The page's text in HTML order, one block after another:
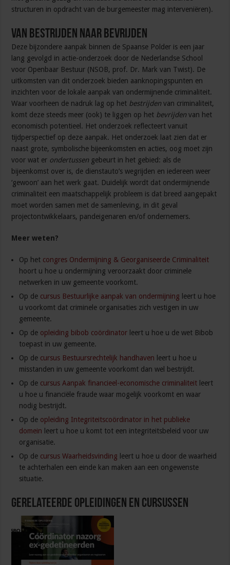
structuren in opdracht van de burgemeester mag interveniëren).
Van bestrijden naar bevrijden
Deze bijzondere aanpak binnen de Spaanse Polder is een jaar
lang gevolgd in actie-onderzoek door de Nederlandse School
voor Openbaar Bestuur (NSOB, prof. Dr. Mark van Twist). De
uitkomsten van dit onderzoek bieden aanknopingspunten en
inzichten voor de lokale aanpak van ondermijnende criminaliteit.
Waar voorheen de nadruk lag op het bestrijden van criminaliteit,
komt deze steeds meer (ook) te liggen op het bevrijden van het
economisch potentieel. Het onderzoek reflecteert vanuit
tijdperspectief op deze aanpak. Het onderzoek laat zien dat er
naast grote, symbolische bijeenkomsten en acties, oog moet zijn
voor wat er ondertussen gebeurt in het gebied: als de
bijeenkomst over is, de dienstauto’s wegrijden en iedereen weer
‘gewoon’ aan het werk gaat. Duidelijk wordt dat ondermijnende
criminaliteit een maatschappelijk probleem is dat breed aangepakt
moet worden samen met de samenleving, in dit geval
projectontwikkelaars, pandeigenaren en/of ondernemers.
Meer weten?
Op het congres Ondermijning & Georganiseerde Criminaliteit
hoort u hoe u ondermijning veroorzaakt door criminele
netwerken in uw gemeente voorkomt.
Op de cursus Bestuurlijke aanpak van ondermijning leert u hoe
u voorkomt dat criminele organisaties zich vestigen in uw
gemeente.
Op de opleiding bibob coördinator leert u hoe u de wet Bibob
toepast in uw gemeente.
Op de cursus Bestuursrechtelijk handhaven leert u hoe u
misstanden in uw gemeente voorkomt dan wel bestrijdt.
Op de cursus Aanpak financieel-economische criminaliteit leert
u hoe u financiële fraude waar mogelijk voorkomt en waar
nodig bestrijdt.
Op de opleiding Integriteitscoördinator in het publieke
domein leert u hoe u komt tot een integriteitsbeleid voor uw
organisatie.
Op de cursus Waarheidsvinding leert u hoe u door de waarheid
te achterhalen een einde kan maken aan een ongewenste
situatie.
Gerelateerde Opleidingen en Cursussen